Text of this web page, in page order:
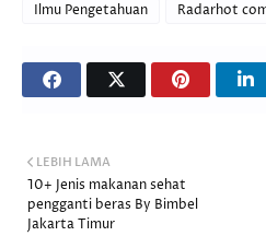
Ilmu Pengetahuan Radarhot
LEBIH LAMA
10+ Jenis makanan sehat
pengganti beras By Bimbel
Jakarta Timur